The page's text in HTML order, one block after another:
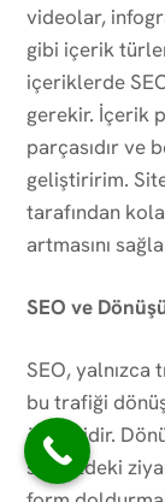
videolar,
gibi içerik
içeriklerde
gerekir. İçerik
parçasıdır ve
geliştiririm.
tarafından
artmasını
SEO ve
SEO,
bu trafiği
önemlidir.
sitenizdeki